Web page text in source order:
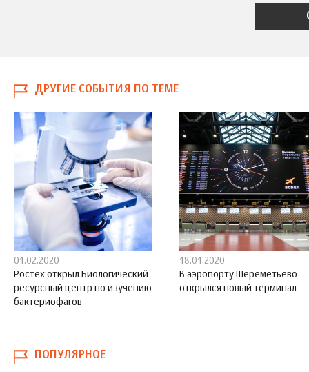
ДРУГИЕ СОБЫТИЯ ПО ТЕМЕ
01.02.2020
Ростех открыл Биологический
ресурсный центр по изучению
бактериофагов
18.01.2020
В аэропорту Шереметьево
открылся новый терминал
ПОПУЛЯРНОЕ